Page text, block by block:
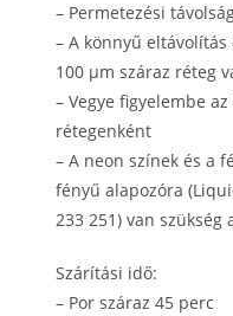
– Permetezési
– A könnyű
100 μm száraz réteg
– Vegye figyelembe
rétegenként
– A neon színek és a
fényű alapozóra
233 251) van szükség
Szárítási idő:
– Por száraz 45 perc